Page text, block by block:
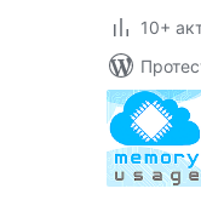
10+